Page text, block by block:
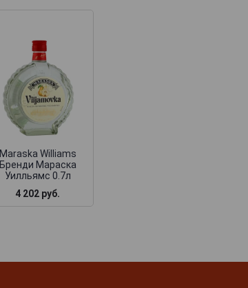
Maraska Williams
Бренди Мараска
Уилльямс 0.7л
4 202 руб.